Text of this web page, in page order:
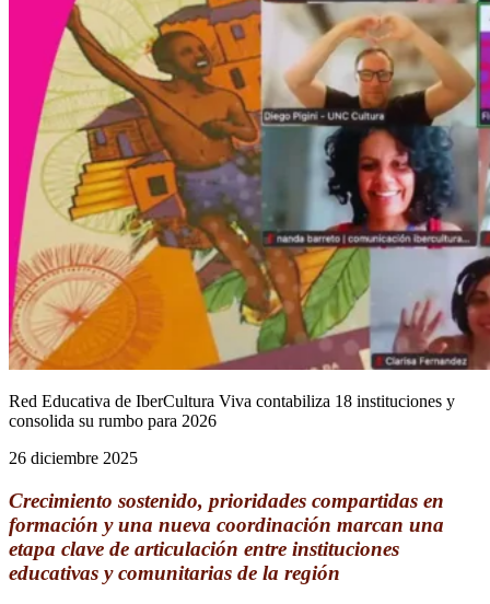
Red Educativa de IberCultura Viva contabiliza 18 instituciones y
consolida su rumbo para 2026
26 diciembre 2025
Crecimiento sostenido, prioridades compartidas en
formación y una nueva coordinación marcan una
etapa clave de articulación entre instituciones
educativas y comunitarias de la región